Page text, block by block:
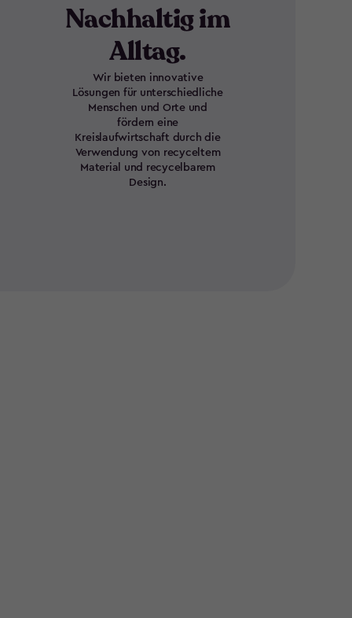
Nachhaltig im
Alltag.
Wir bieten innovative
Lösungen für unterschiedliche
Menschen und Orte und
fördern eine
Kreislaufwirtschaft durch die
Verwendung von recyceltem
Material und recycelbarem
Design.